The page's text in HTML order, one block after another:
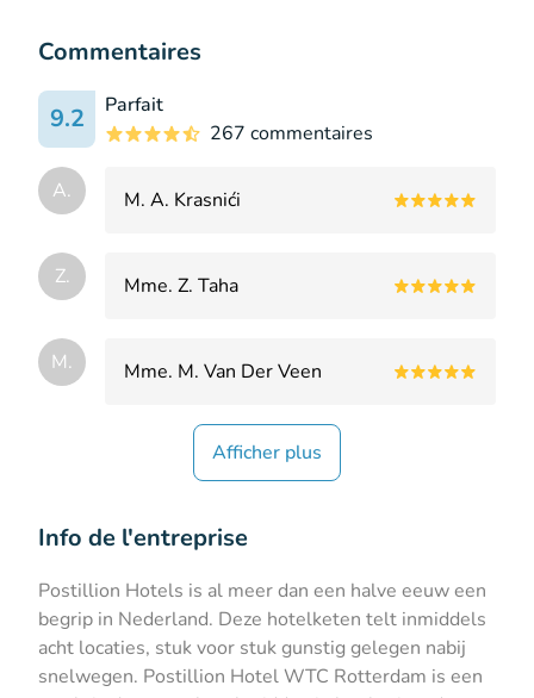
Commentaires
9.2
Parfait
267 commentaires
A. M. A. Krasnići
Z. Mme. Z. Taha
M. Mme. M. Van Der Veen
Afficher plus
Info de l'entreprise
Postillion Hotels is al meer dan een halve eeuw een
begrip in Nederland. Deze hotelketen telt inmiddels
acht locaties, stuk voor stuk gunstig gelegen nabij
snelwegen. Postillion Hotel WTC Rotterdam is een